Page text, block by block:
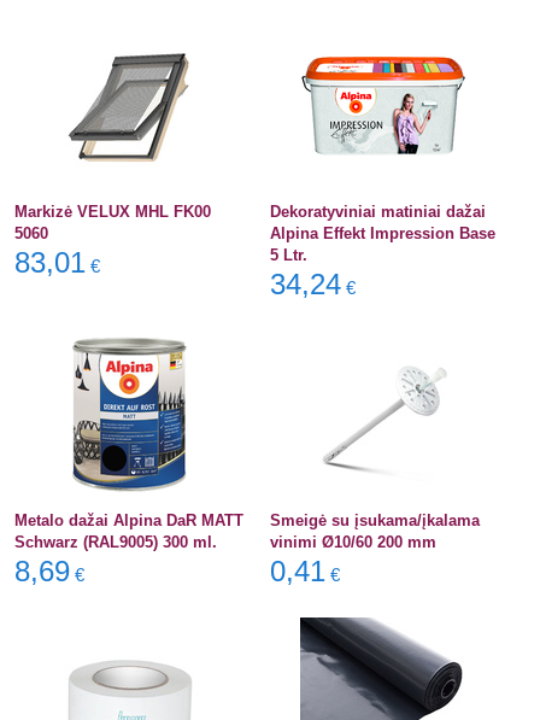
Markizė VELUX MHL FK00
5060
83,01 €
Dekoratyviniai matiniai dažai
Alpina Effekt Impression Base
5 Ltr.
34,24 €
Metalo dažai Alpina DaR MATT
Schwarz (RAL9005) 300 ml.
8,69 €
Smeigė su įsukama/įkalama
vinimi Ø10/60 200 mm
0,41 €